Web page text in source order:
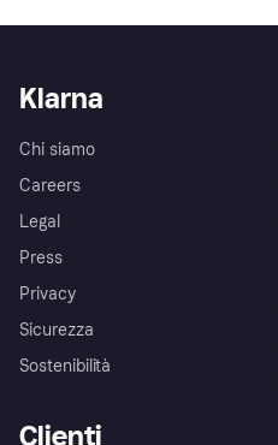
Klarna
Chi siamo
Careers
Legal
Press
Privacy
Sicurezza
Sostenibilità
Clienti